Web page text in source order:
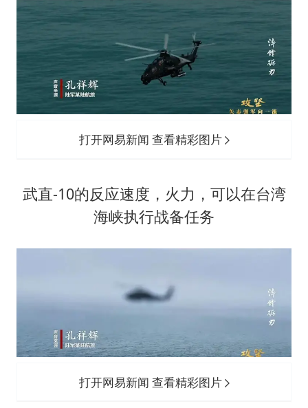
打开网易新闻 查看精彩图片
武直-10的反应速度，火力，可以在台湾
海峡执行战备任务
打开网易新闻 查看精彩图片